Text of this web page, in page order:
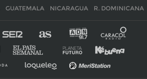
GUATEMALA NICARAGUA R. DOMINICANA